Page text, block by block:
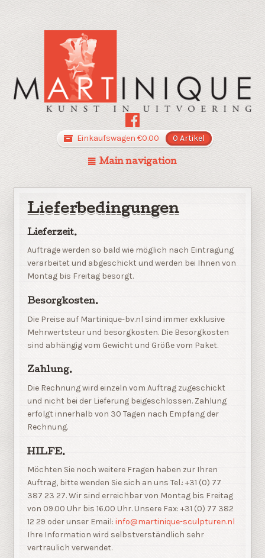
Einkaufswagen €0.00 0 Artikel
Main navigation
Lieferbedingungen
Lieferzeit.
Aufträge werden so bald wie möglich nach Eintragung
verarbeitet und abgeschickt und werden bei Ihnen von
Montag bis Freitag besorgt.
Besorgkosten.
Die Preise auf Martinique-bv.nl sind immer exklusive
Mehrwertsteur und besorgkosten. Die Besorgkosten
sind abhängig vom Gewicht und Größe vom Paket.
Zahlung.
Die Rechnung wird einzeln vom Auftrag zugeschickt
und nicht bei der Lieferung beigeschlossen. Zahlung
erfolgt innerhalb von 30 Tagen nach Empfang der
Rechnung.
HILFE.
Möchten Sie noch weitere Fragen haben zur Ihren
Auftrag, bitte wenden Sie sich an uns Tel.: +31 (0) 77
387 23 27. Wir sind erreichbar von Montag bis Freitag
von 09.00 Uhr bis 16.00 Uhr. Unsere Fax: +31 (0) 77 382
12 29 oder unser Email:info@martinique-sculpturen.nl
Ihre Information wird selbstverständlich sehr
vertraulich verwendet.